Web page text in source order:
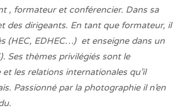
, formateur et conférencier. Dans sa
des dirigeants. En tant que formateur, il
(HEC, EDHEC…) et enseigne dans un
Ses thèmes privilégiés sont le
les relations internationales qu’il
Passionné par la photographie il n’en